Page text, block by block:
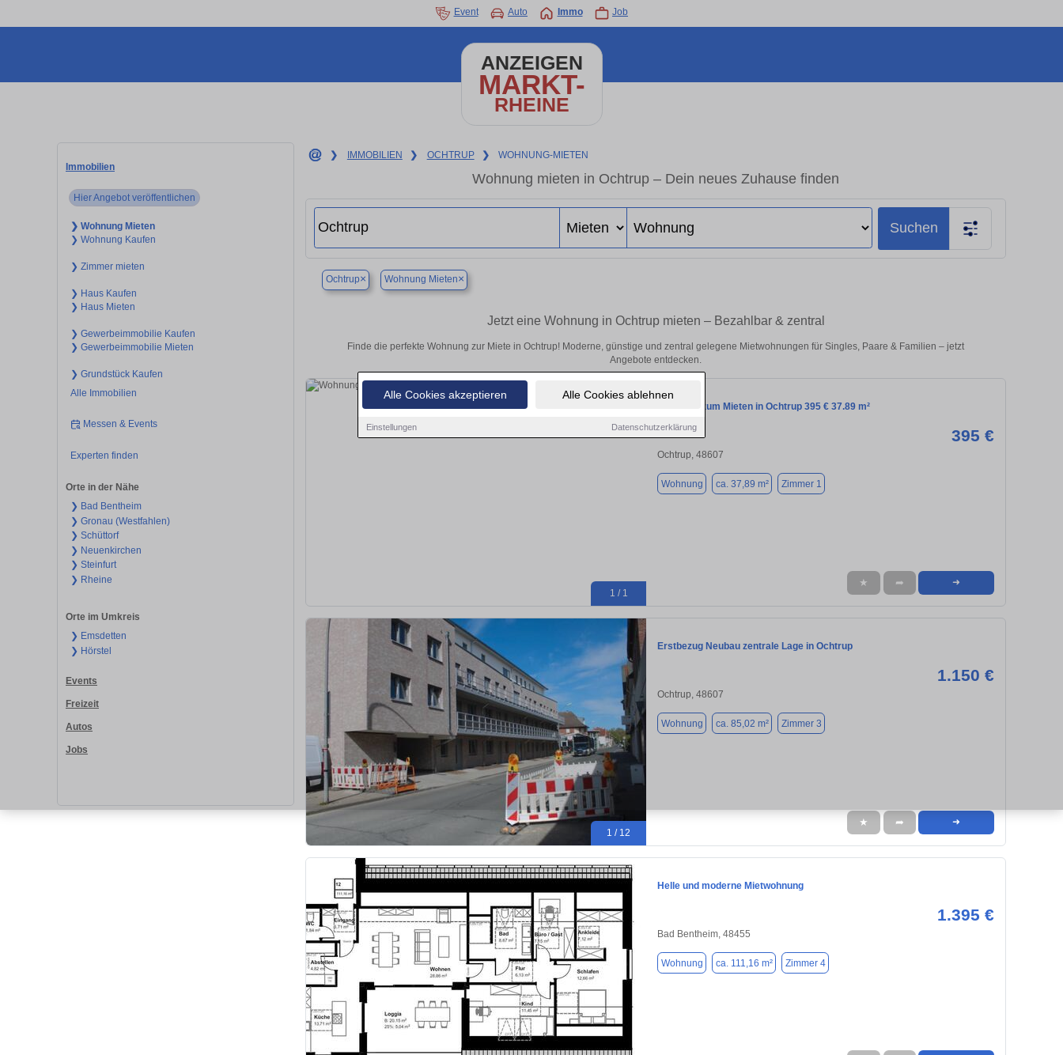
Alle Cookies akzeptieren Alle Cookies ablehnen
Einstellungen Datenschutzerklärung
Event Auto Immo Job
ANZEIGEN
MARKT-
RHEINE
Immobilien
Hier Angebot veröffentlichen
❯ Wohnung Mieten
❯ Wohnung Kaufen
❯ Zimmer mieten
❯ Haus Kaufen
❯ Haus Mieten
❯ Gewerbeimmobilie Kaufen
❯ Gewerbeimmobilie Mieten
❯ Grundstück Kaufen
Alle Immobilien
Messen & Events
Experten finden
Orte in der Nähe
❯ Bad Bentheim
❯ Gronau (Westfahlen)
❯ Schüttorf
❯ Neuenkirchen
❯ Steinfurt
❯ Rheine
Orte im Umkreis
❯ Emsdetten
❯ Hörstel
Events
Freizeit
Autos
Jobs
❯ IMMOBILIEN ❯ OCHTRUP ❯ WOHNUNG-MIETEN
Wohnung mieten in Ochtrup – Dein neues Zuhause finden
Suchen
Ochtrup× Wohnung Mieten×
Jetzt eine Wohnung in Ochtrup mieten – Bezahlbar & zentral
Finde die perfekte Wohnung zur Miete in Ochtrup! Moderne, günstige und zentral gelegene Mietwohnungen für Singles, Paare & Familien – jetzt
Angebote entdecken.
1 / 1
Wohnung zum Mieten in Ochtrup 395 € 37.89 m²
395 €
Ochtrup, 48607
Wohnung ca. 37,89 m² Zimmer 1
★ ➦ ➜
1 / 12
Erstbezug Neubau zentrale Lage in Ochtrup
1.150 €
Ochtrup, 48607
Wohnung ca. 85,02 m² Zimmer 3
★ ➦ ➜
Helle und moderne Mietwohnung
1.395 €
Bad Bentheim, 48455
Wohnung ca. 111,16 m² Zimmer 4